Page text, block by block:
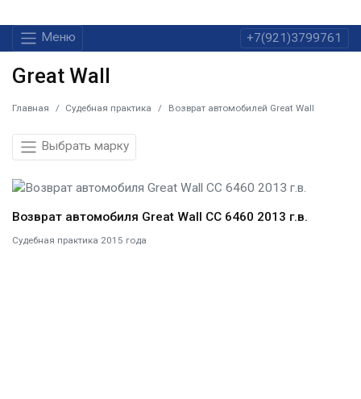
Меню +7(921)3799761
Great Wall
Главная Судебная практика Возврат автомобилей Great Wall
Выбрать марку
Возврат автомобиля Great Wall CC 6460 2013 г.в.
Судебная практика 2015 года